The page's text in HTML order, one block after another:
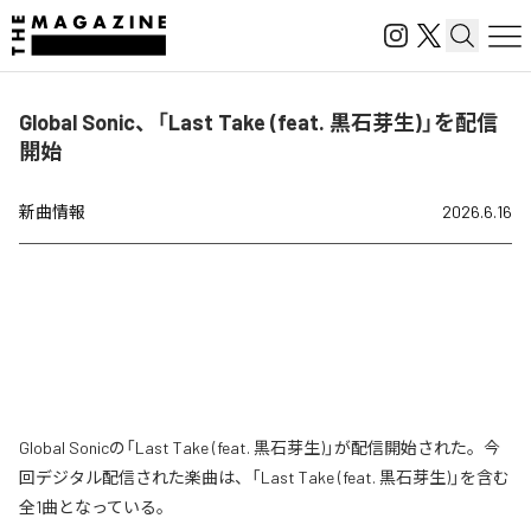
Global Sonic、「Last Take (feat. 黒石芽生)」を配信
開始
新曲情報 2026.6.16
Global Sonicの「Last Take (feat. 黒石芽生)」が配信開始された。今
回デジタル配信された楽曲は、「Last Take (feat. 黒石芽生)」を含む
全1曲となっている。